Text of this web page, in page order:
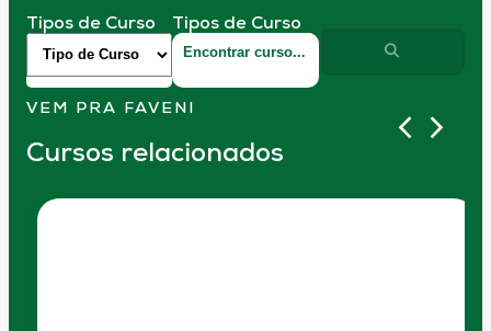
Tipos de Curso Tipos de Curso
VEM PRA FAVENI
Cursos relacionados